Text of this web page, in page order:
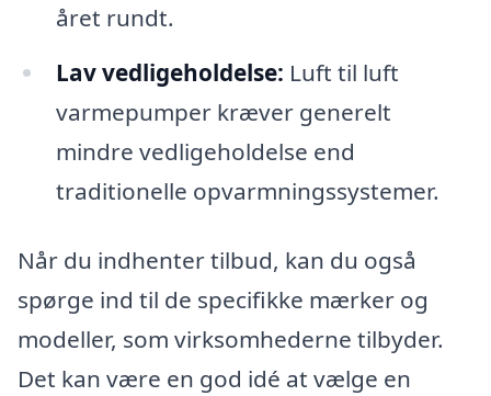
året rundt.
Lav vedligeholdelse: Luft til luft
varmepumper kræver generelt
mindre vedligeholdelse end
traditionelle opvarmningssystemer.
Når du indhenter tilbud, kan du også
spørge ind til de specifikke mærker og
modeller, som virksomhederne tilbyder.
Det kan være en god idé at vælge en